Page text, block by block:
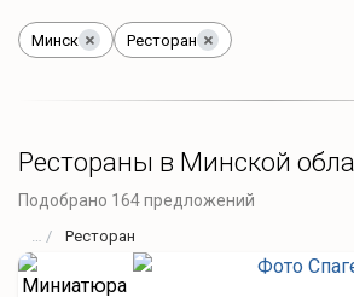
Минск Ресторан
Рестораны в Минской
Подобрано 164 предложений
Ресторан